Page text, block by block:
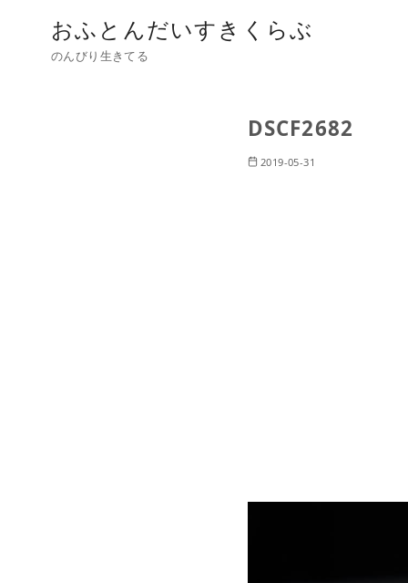
おふとんだいすきくらぶ
のんびり生きてる
DSCF2682
2019-05-31